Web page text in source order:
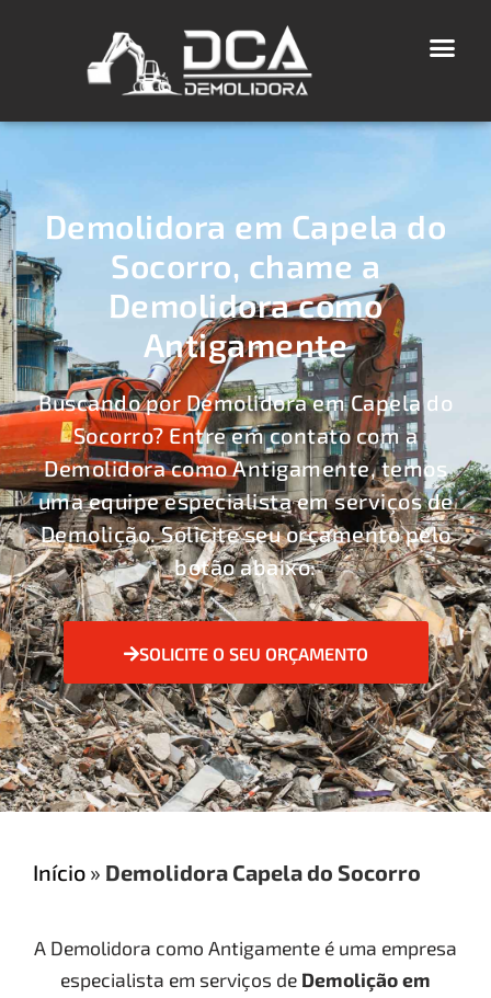
Demolidora em Capela do
Socorro, chame a
Demolidora como
Antigamente
Buscando por Demolidora em Capela do
Socorro? Entre em contato com a
Demolidora como Antigamente, temos
uma equipe especialista em serviços de
Demolição. Solicite seu orçamento pelo
botão abaixo:
SOLICITE O SEU ORÇAMENTO
Início » Demolidora Capela do Socorro
A Demolidora como Antigamente é uma empresa
especialista em serviços de Demoliçãoem